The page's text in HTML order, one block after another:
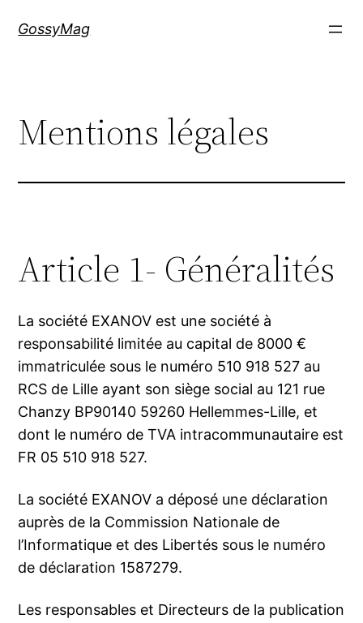
GossyMag
Mentions légales
Article 1- Généralités
La société EXANOV est une société à
responsabilité limitée au capital de 8000 €
immatriculée sous le numéro 510 918 527 au
RCS de Lille ayant son siège social au 121 rue
Chanzy BP90140 59260 Hellemmes-Lille, et
dont le numéro de TVA intracommunautaire est
FR 05 510 918 527.
La société EXANOV a déposé une déclaration
auprès de la Commission Nationale de
l’Informatique et des Libertés sous le numéro
de déclaration 1587279.
Les responsables et Directeurs de la publication